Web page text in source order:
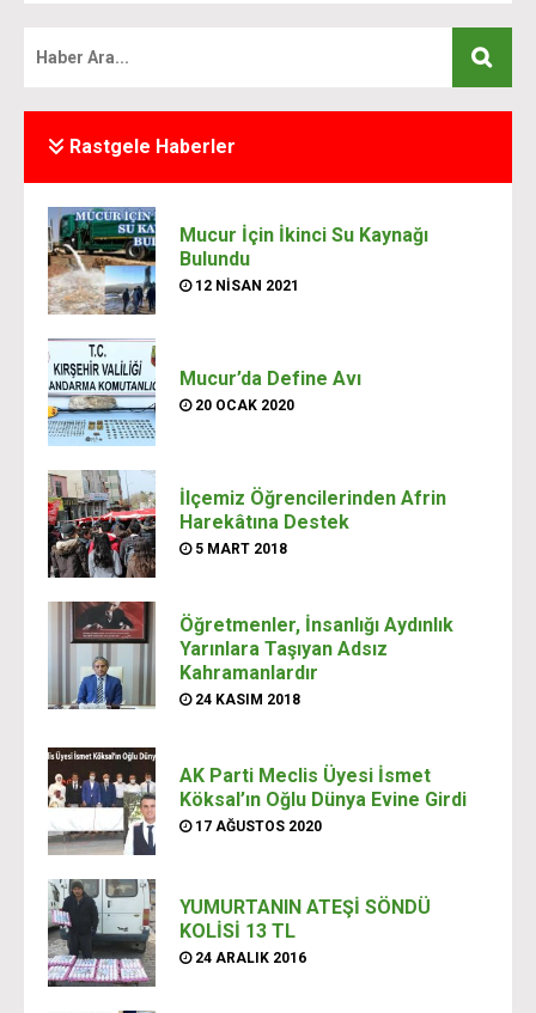
Rastgele Haberler
Mucur İçin İkinci Su Kaynağı
Bulundu
12 NISAN 2021
Mucur’da Define Avı
20 OCAK 2020
İlçemiz Öğrencilerinden Afrin
Harekâtına Destek
5 MART 2018
Öğretmenler, İnsanlığı Aydınlık
Yarınlara Taşıyan Adsız
Kahramanlardır
24 KASIM 2018
AK Parti Meclis Üyesi İsmet
Köksal’ın Oğlu Dünya Evine Girdi
17 AĞUSTOS 2020
YUMURTANIN ATEŞİ SÖNDÜ
KOLİSİ 13 TL
24 ARALIK 2016